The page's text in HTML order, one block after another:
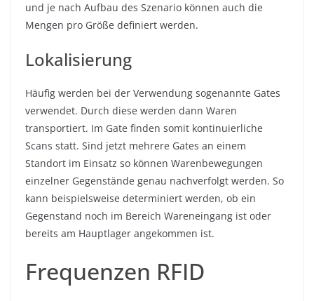
und je nach Aufbau des Szenario können auch die
Mengen pro Größe definiert werden.
Lokalisierung
Häufig werden bei der Verwendung sogenannte Gates
verwendet. Durch diese werden dann Waren
transportiert. Im Gate finden somit kontinuierliche
Scans statt. Sind jetzt mehrere Gates an einem
Standort im Einsatz so können Warenbewegungen
einzelner Gegenstände genau nachverfolgt werden. So
kann beispielsweise determiniert werden, ob ein
Gegenstand noch im Bereich Wareneingang ist oder
bereits am Hauptlager angekommen ist.
Frequenzen RFID